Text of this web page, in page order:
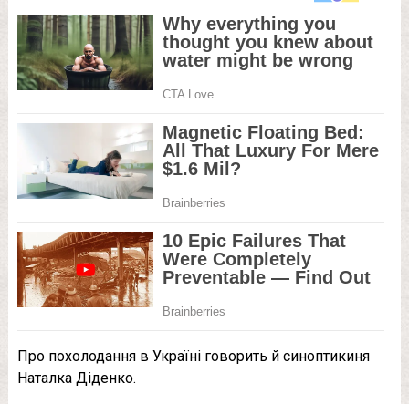
Про похолодання в Україні говорить й синоптикиня
Наталка Діденко.